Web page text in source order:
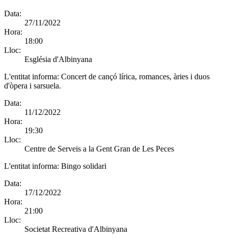
Data:
27/11/2022
Hora:
18:00
Lloc:
Església d'Albinyana
L'entitat informa: Concert de cançó lírica, romances, àries i duos
d'òpera i sarsuela.
Data:
11/12/2022
Hora:
19:30
Lloc:
Centre de Serveis a la Gent Gran de Les Peces
L'entitat informa: Bingo solidari
Data:
17/12/2022
Hora:
21:00
Lloc:
Societat Recreativa d'Albinyana